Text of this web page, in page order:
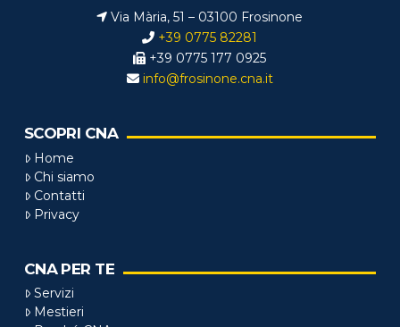
Via Mària, 51 – 03100 Frosinone
+39 0775 82281
+39 0775 177 0925
info@frosinone.cna.it
SCOPRI CNA
Home
Chi siamo
Contatti
Privacy
CNA PER TE
Servizi
Mestieri